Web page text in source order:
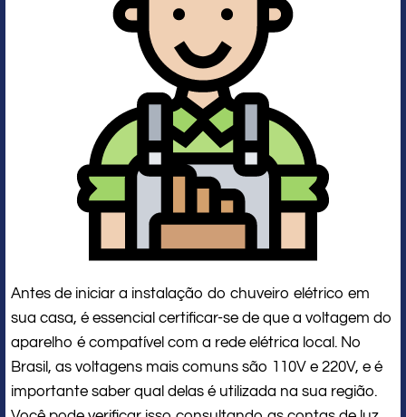
Antes de iniciar a instalação do chuveiro elétrico em
sua casa, é essencial certificar-se de que a voltagem do
aparelho é compatível com a rede elétrica local. No
Brasil, as voltagens mais comuns são 110V e 220V, e é
importante saber qual delas é utilizada na sua região.